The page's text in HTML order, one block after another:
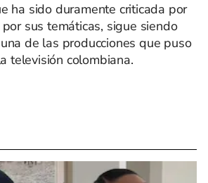
ha sido duramente criticada por
sus temáticas, sigue siendo
de las producciones que puso
televisión colombiana.